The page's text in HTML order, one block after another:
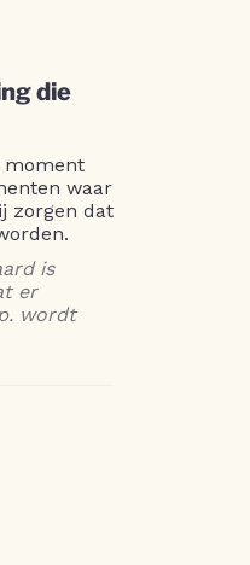
die
moment
waar
zorgen dat
is
er
wordt